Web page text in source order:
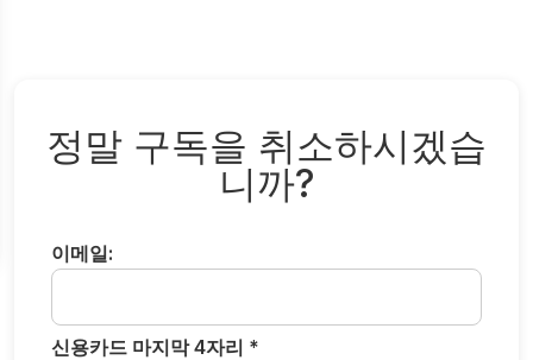
정말 구독을 취소하시겠습
니까?
이메일:
신용카드 마지막 4자리 *